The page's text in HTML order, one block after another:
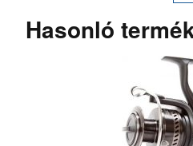
Hasonló